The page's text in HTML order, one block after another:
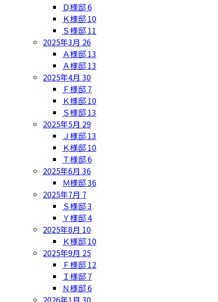
Ｄ様邸6
Ｋ様邸 10
Ｓ様邸 11
2025年3月 26
Ａ様邸 13
Ａ様邸 13
2025年4月 30
Ｆ様邸 7
Ｋ様邸 10
Ｓ様邸 13
2025年5月 29
Ｊ様邸 13
Ｋ様邸 10
Ｔ様邸6
2025年6月 36
Ｍ様邸36
2025年7月 7
Ｓ様邸3
Ｙ様邸4
2025年8月 10
Ｋ様邸 10
2025年9月 25
Ｆ様邸 12
Ｉ様邸 7
Ｎ様邸6
2026年1月 30